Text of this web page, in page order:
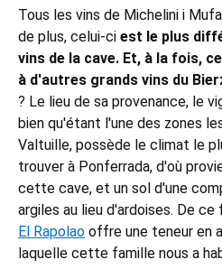
Tous les vins de Michelini i
de plus, celui-ci est le plus
vins de la cave. Et, à la fois,
à d'autres grands vins du
? Le lieu de sa provenance, le
bien qu'étant l'une des zones
Valtuille, possède le climat le
trouver à Ponferrada, d'où
cette cave, et un sol d'une
argiles au lieu d'ardoises. De ce
El Rapolao offre une teneur en
laquelle cette famille nous a